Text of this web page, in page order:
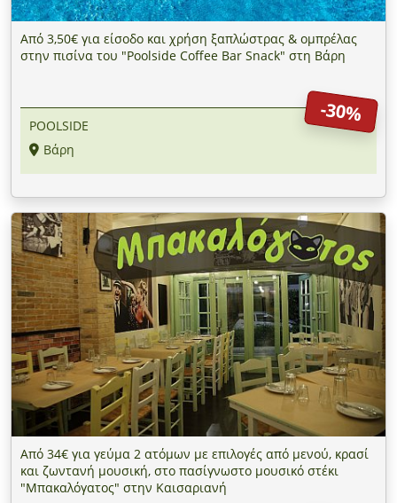
Από 3,50€ για είσοδο και χρήση ξαπλώστρας & ομπρέλας
στην πισίνα του "Poolside Coffee Bar Snack" στη Βάρη
-30%
POOLSIDE
Βάρη
Από 34€ για γεύμα 2 ατόμων με επιλογές από μενού, κρασί
και ζωντανή μουσική, στο πασίγνωστο μουσικό στέκι
"Μπακαλόγατος" στην Καισαριανή